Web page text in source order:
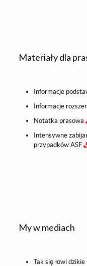
Materiały dla
Informacje
Informacje
Notatka prasowa
Intensywne
przypadków ASF
My w mediach
Tak się łowi